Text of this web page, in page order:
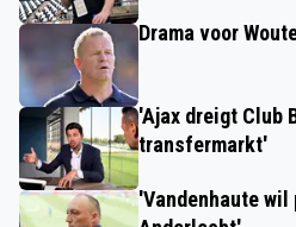
Drama voor
'Ajax dreigt Club
transfermarkt'
'Vandenhaute